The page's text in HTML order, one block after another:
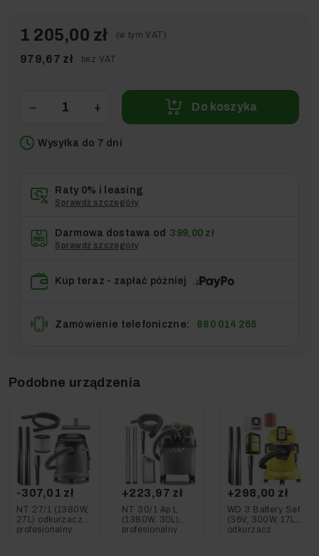
1 205,00 zł (w tym VAT)
979,67 zł bez VAT
− + Do koszyka
Wysyłka do 7 dni
Raty 0% i leasing
Sprawdź szczegóły
Darmowa dostawa od 399,00 zł
Sprawdź szczegóły
Kup teraz - zapłać później
Zamówienie telefoniczne: 880 014 265
Podobne urządzenia
-307,01 zł
NT 27/1 (1380W,
27L) odkurzacz
profesjonalny
+223,97 zł
NT 30/1 Ap L
(1380W, 30L)
profesjonalny
+298,00 zł
WD 3 Battery Set
(36V, 300W, 17L)
odkurzacz